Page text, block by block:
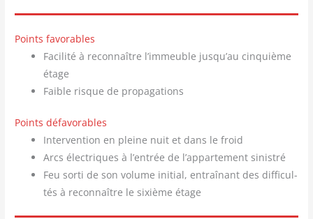
Points favorables
Faci­li­té à recon­naître l’immeuble jusqu’au cin­quième
étage
Faible risque de propagations
Points défavorables
Inter­ven­tion en pleine nuit et dans le froid
Arcs élec­triques à l’entrée de l’appartement sinistré
Feu sor­ti de son volume ini­tial, entraî­nant des dif­fi­cul­
tés à recon­naître le sixième étage